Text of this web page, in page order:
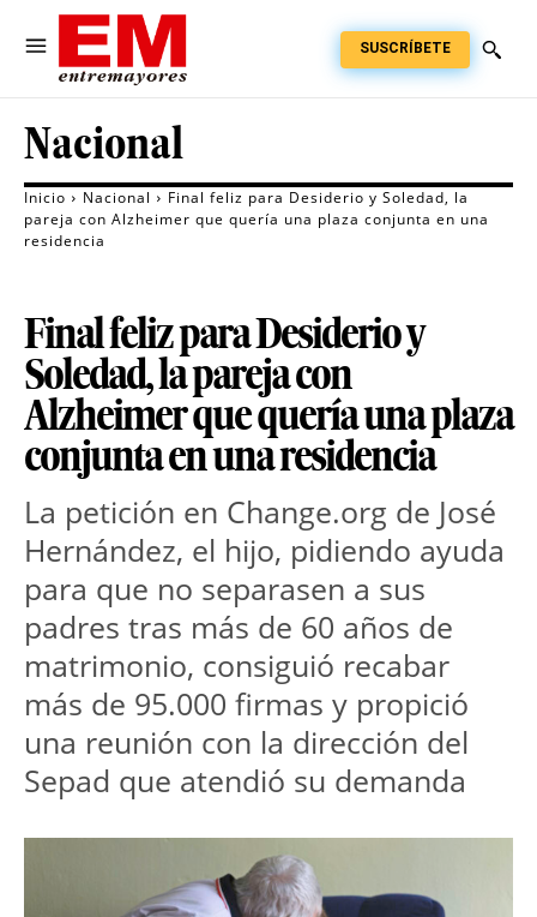
SUSCRÍBETE
Nacional
Inicio Nacional
Final feliz para Desiderio y Soledad, la
pareja con Alzheimer que quería una plaza conjunta en una
residencia
Final feliz para Desiderio y
Soledad, la pareja con
Alzheimer que quería una plaza
conjunta en una residencia
La petición en Change.org de José
Hernández, el hijo, pidiendo ayuda
para que no separasen a sus
padres tras más de 60 años de
matrimonio, consiguió recabar
más de 95.000 firmas y propició
una reunión con la dirección del
Sepad que atendió su demanda